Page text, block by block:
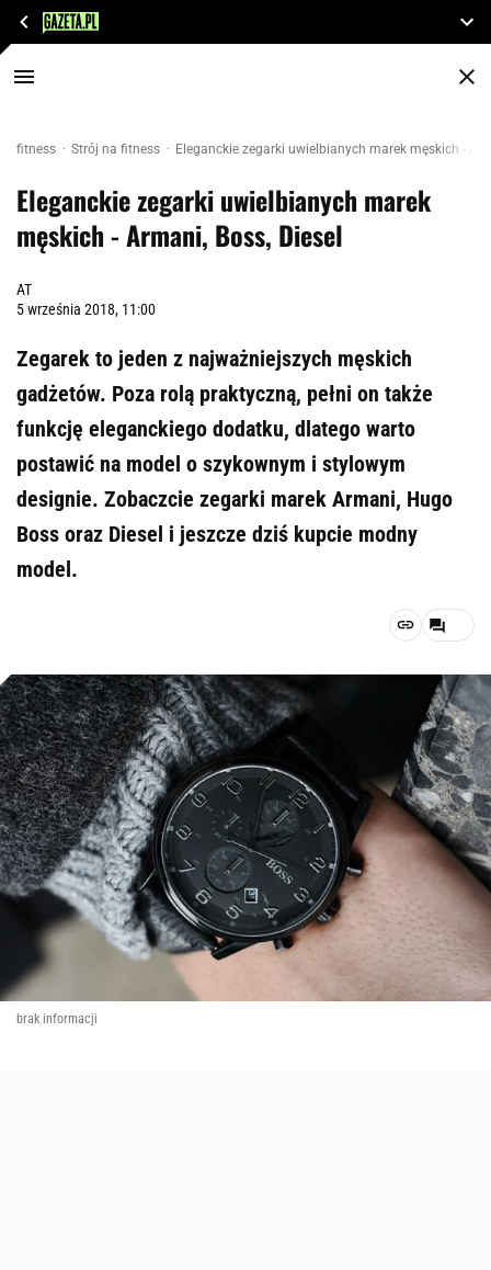
fitness Strój na fitness Eleganckie zegarki uwielbianych marek męskich -
Eleganckie zegarki uwielbianych marek
męskich - Armani, Boss, Diesel
AT
5 września 2018, 11:00
Zegarek to jeden z najważniejszych męskich
gadżetów. Poza rolą praktyczną, pełni on także
funkcję eleganckiego dodatku, dlatego warto
postawić na model o szykownym i stylowym
designie. Zobaczcie zegarki marek Armani, Hugo
Boss oraz Diesel i jeszcze dziś kupcie modny
model.
brak informacji